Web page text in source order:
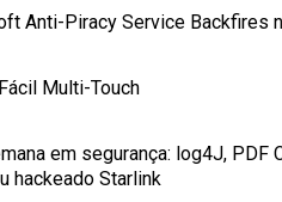
Anti-Piracy Service Backfires
Multi-Touch
em segurança: log4J, PDF
hackeado Starlink